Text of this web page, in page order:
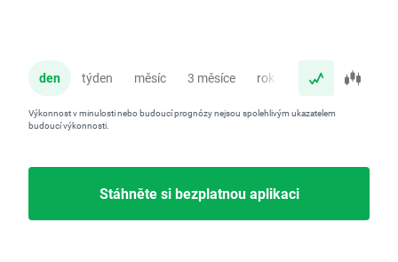
den týden měsíc 3 měsíce rok
Výkonnost v minulosti nebo budoucí prognózy nejsou spolehlivým ukazatelem
budoucí výkonnosti.
Stáhněte si bezplatnou aplikaci